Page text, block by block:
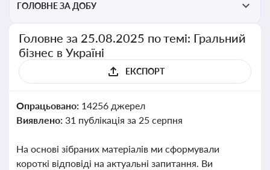
ГОЛОВНЕ ЗА ДОБУ
Головне за 25.08.2025 по темі: Гральний
бізнес в Україні
ЕКСПОРТ
Опрацьовано: 14256 джерел
Виявлено: 31 публікація за 25 серпня
На основі зібраних матеріалів ми сформували
короткі відповіді на актуальні запитання. Ви